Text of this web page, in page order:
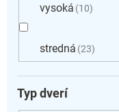
vysoká 10
stredná 23
Typ dverí